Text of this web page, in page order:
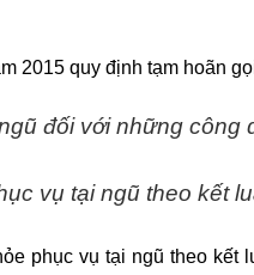
2015 quy định tạm hoãn
đối với những công
vụ tại ngũ theo kết
phục vụ tại ngũ theo kết